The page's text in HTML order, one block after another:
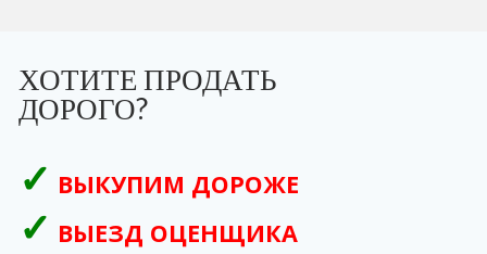
ХОТИТЕ ПРОДАТЬ
ДОРОГО?
ВЫКУПИМ ДОРОЖЕ
ВЫЕЗД ОЦЕНЩИКА